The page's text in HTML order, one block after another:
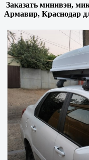
Заказать минивэн,
Армавир, Краснодар